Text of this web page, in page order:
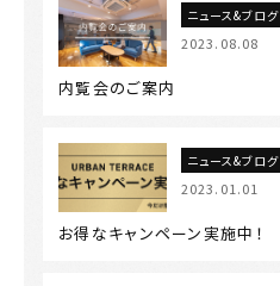
ニュース&ブログ
2023.08.08
内覧会のご案内
ニュース&ブログ
2023.01.01
お得なキャンペーン実施中！